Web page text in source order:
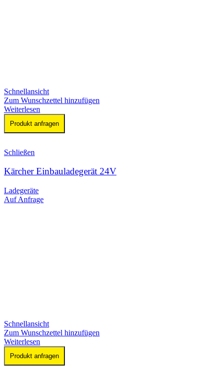
Schnellansicht
Zum Wunschzettel hinzufügen
Weiterlesen
Produkt anfragen
Schließen
Kärcher Einbauladegerät 24V
Ladegeräte
Auf Anfrage
Schnellansicht
Zum Wunschzettel hinzufügen
Weiterlesen
Produkt anfragen